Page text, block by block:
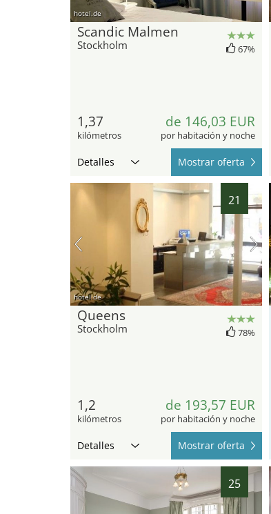
hotel.de
Scandic Malmen
Stockholm 67%
1,37
kilómetros
de 146,03 EUR
por habitación y noche
Detalles Mostrar oferta
21
hotel.de
Queens
Stockholm 78%
1,2
kilómetros
de 193,57 EUR
por habitación y noche
Detalles Mostrar oferta
25